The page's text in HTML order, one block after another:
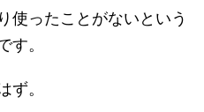
使ったことがないという
す。
ず。